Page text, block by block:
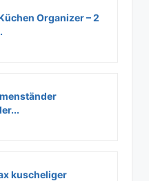
Organizer – 2
kuscheliger